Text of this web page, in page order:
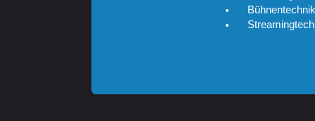
Bühnentechnik